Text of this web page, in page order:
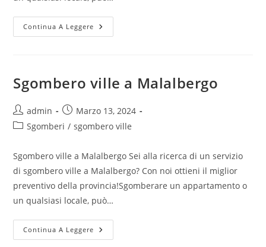
Continua A Leggere
Sgombero ville a Malalbergo
admin
Marzo 13, 2024
Sgomberi / sgombero ville
Sgombero ville a Malalbergo Sei alla ricerca di un servizio
di sgombero ville a Malalbergo? Con noi ottieni il miglior
preventivo della provincia!Sgomberare un appartamento o
un qualsiasi locale, può…
Continua A Leggere